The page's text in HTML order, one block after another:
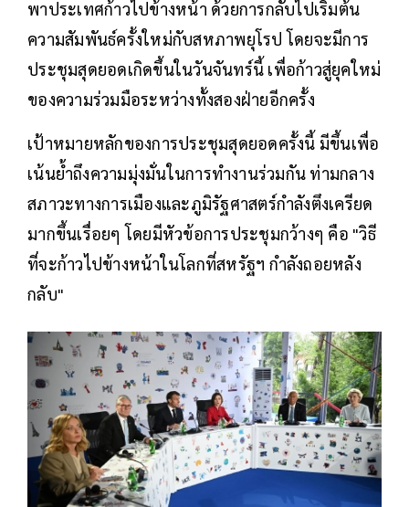
พาประเทศก้าวไปข้างหน้า ด้วยการกลับไปเริ่มต้น
ความสัมพันธ์ครั้งใหม่กับสหภาพยุโรป โดยจะมีการ
ประชุมสุดยอดเกิดขึ้นในวันจันทร์นี้ เพื่อก้าวสู่ยุคใหม่
ของความร่วมมือระหว่างทั้งสองฝ่ายอีกครั้ง
เป้าหมายหลักของการประชุมสุดยอดครั้งนี้ มีขึ้นเพื่อ
เน้นย้ำถึงความมุ่งมั่นในการทำงานร่วมกัน ท่ามกลาง
สภาวะทางการเมืองและภูมิรัฐศาสตร์กำลังตึงเครียด
มากขึ้นเรื่อยๆ โดยมีหัวข้อการประชุมกว้างๆ คือ "วิธี
ที่จะก้าวไปข้างหน้าในโลกที่สหรัฐฯ กำลังถอยหลัง
กลับ"